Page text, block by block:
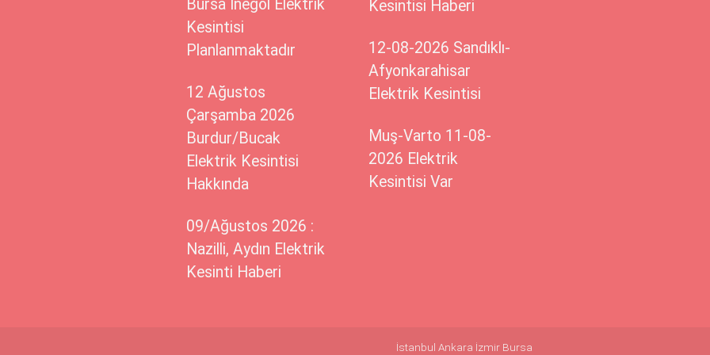
Bursa İnegöl Elektrik
Kesintisi
Planlanmaktadır
12 Ağustos
Çarşamba 2026
Burdur/Bucak
Elektrik Kesintisi
Hakkında
09/Ağustos 2026 :
Nazilli, Aydın Elektrik
Kesinti Haberi
Kesintisi Haberi
12-08-2026 Sandıklı-
Afyonkarahisar
Elektrik Kesintisi
Muş-Varto 11-08-
2026 Elektrik
Kesintisi Var
İstanbul Ankara İzmir Bursa